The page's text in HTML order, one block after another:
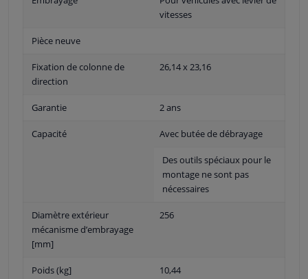
vitesses
Pièce neuve
Fixation de colonne de
direction
26,14 x 23,16
Garantie 2 ans
Capacité Avec butée de débrayage
Des outils spéciaux pour le
montage ne sont pas
nécessaires
Diamètre extérieur
mécanisme d’embrayage
[mm]
256
Poids (kg] 10,44